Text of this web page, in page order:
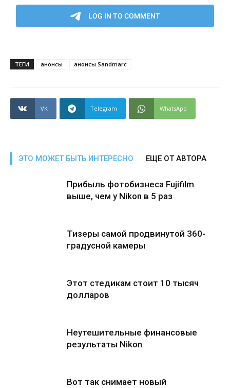
ТЕГИ анонсы анонсы Sandmarc
VK Telegram WhatsApp
ЭТО МОЖЕТ БЫТЬ ИНТЕРЕСНО ЕЩЕ ОТ АВТОРА
Прибыль фотобизнеса Fujifilm
выше, чем у Nikon в 5 раз
Тизеры самой продвинутой 360-
градусной камеры
Этот стедикам стоит 10 тысяч
долларов
Неутешительные финансовые
результаты Nikon
Вот так снимает новый